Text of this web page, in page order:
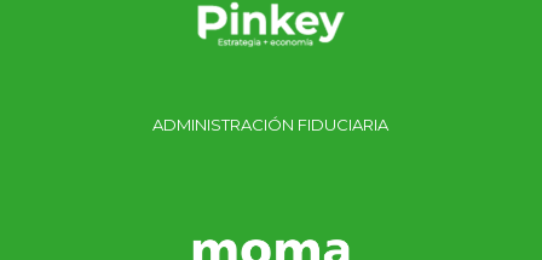
ADMINISTRACIÓN FIDUCIARIA